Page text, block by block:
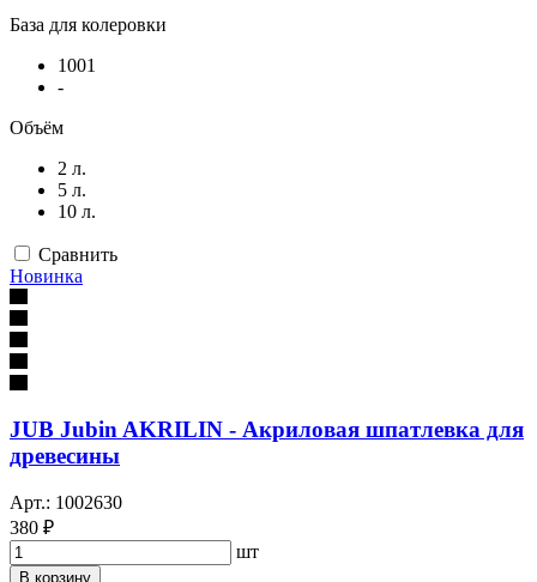
База для колеровки
1001
-
Объём
2 л.
5 л.
10 л.
Сравнить
Новинка
JUB Jubin AKRILIN - Акриловая шпатлевка для
древесины
Арт.: 1002630
380 ₽
шт
В корзину